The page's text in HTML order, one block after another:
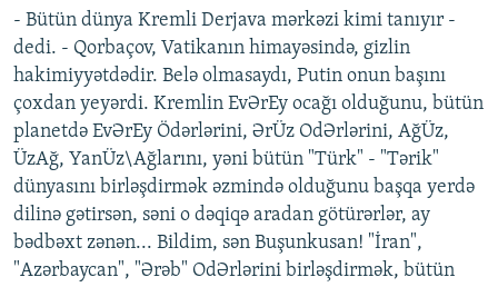
- Bütün dünya Kremli Derjava mərkəzi kimi tanıyır -
dedi. - Qorbaçov, Vatikanın himayəsində, gizlin
hakimiyyətdədir. Belə olmasaydı, Putin onun başını
çoxdan yeyərdi. Kremlin EvƏrEy ocağı olduğunu, bütün
planetdə EvƏrEy Ödərlərini, ƏrÜz OdƏrlərini, AğÜz,
ÜzAğ, YanÜz\Ağlarını, yəni bütün "Türk" - "Tərik"
dünyasını birləşdirmək əzmində olduğunu başqa yerdə
dilinə gətirsən, səni o dəqiqə aradan götürərlər, ay
bədbəxt zənən... Bildim, sən Buşunkusan! "İran",
"Azərbaycan", "Ərəb" OdƏrlərini birləşdirmək, bütün